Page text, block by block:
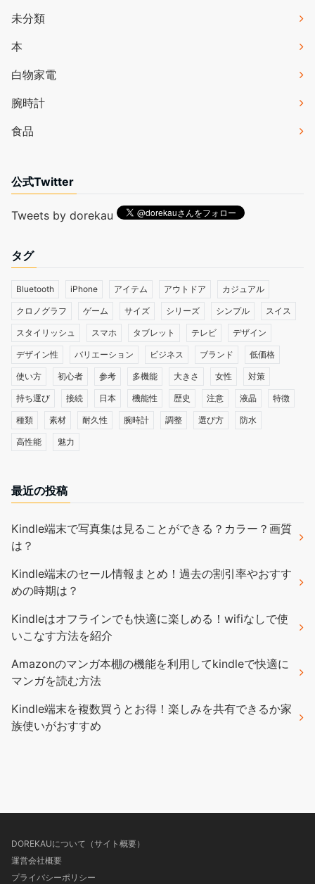
未分類
本
白物家電
腕時計
食品
公式Twitter
Tweets by dorekau
タグ
Bluetooth iPhone アイテム アウトドア カジュアル
クロノグラフ ゲーム サイズ シリーズ シンプル スイス
スタイリッシュ スマホ タブレット テレビ デザイン
デザイン性 バリエーション ビジネス ブランド 低価格
使い方 初心者 参考 多機能 大きさ 女性 対策
持ち運び 接続 日本 機能性 歴史 注意 液晶 特徴
種類 素材 耐久性 腕時計 調整 選び方 防水
高性能 魅力
最近の投稿
Kindle端末で写真集は見ることができる？カラー？画質
は？
Kindle端末のセール情報まとめ！過去の割引率やおすす
めの時期は？
Kindleはオフラインでも快適に楽しめる！wifiなしで使
いこなす方法を紹介
Amazonのマンガ本棚の機能を利用してkindleで快適に
マンガを読む方法
Kindle端末を複数買うとお得！楽しみを共有できるか家
族使いがおすすめ
DOREKAUについて（サイト概要）
運営会社概要
プライバシーポリシー